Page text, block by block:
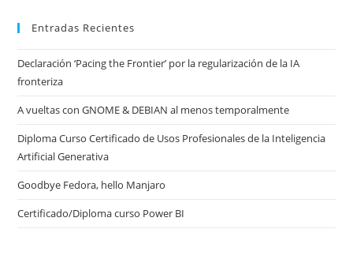
Entradas Recientes
Declaración ‘Pacing the Frontier’ por la regularización de la IA
fronteriza
A vueltas con GNOME & DEBIAN al menos temporalmente
Diploma Curso Certificado de Usos Profesionales de la Inteligencia
Artificial Generativa
Goodbye Fedora, hello Manjaro
Certificado/Diploma curso Power BI